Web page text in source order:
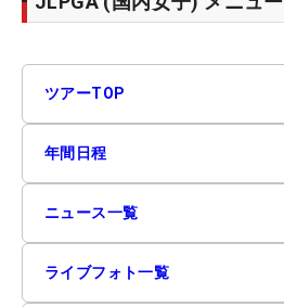
ツアーTOP
年間日程
ニュース一覧
ライブフォト一覧